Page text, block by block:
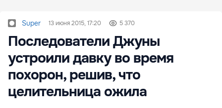
Super 13 июня 2015, 17:20 5 370
Последователи Джуны
устроили давку во время
похорон, решив, что
целительница ожила